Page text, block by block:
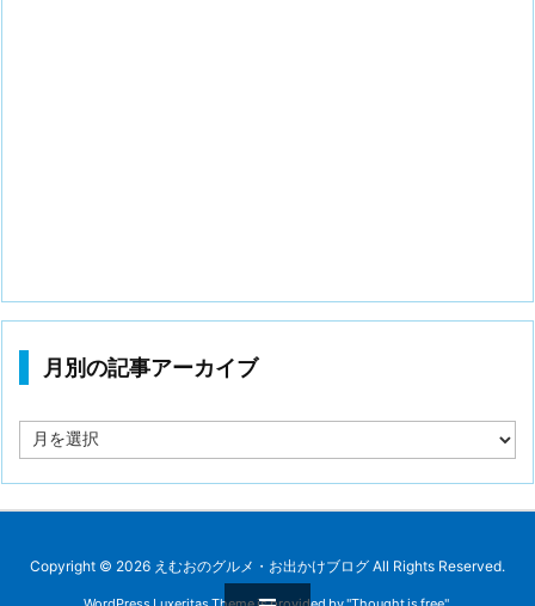
月別の記事アーカイブ
別
ー
Copyright © 2026 えむおのグルメ・お出かけブログ All Rights Reserved.